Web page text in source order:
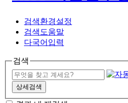
검색환경설정
검색도움말
다국어입력
검색
상세검색